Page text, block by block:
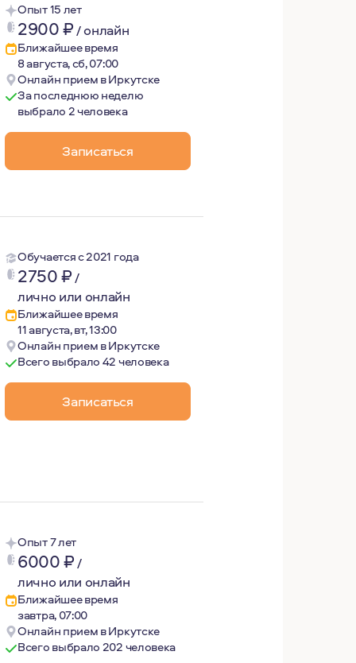
Опыт 15 лет
2900₽/онлайн
Ближайшее время
8 августа, сб, 07:00
Онлайн прием в Иркутске
За последнюю неделю
выбрало 2 человека
Записаться
вопрос или прояснить свою ситуацию. В такие
Обучается с 2021 года
2750₽/
лично или онлайн
Ближайшее время
11 августа, вт, 13:00
Онлайн прием в Иркутске
Всего выбрало 42 человека
Записаться
бережность, честность, открытость к диалогу,
Опыт 7 лет
6000₽/
лично или онлайн
Ближайшее время
завтра, 07:00
Онлайн прием в Иркутске
Всего выбрало 202 человека